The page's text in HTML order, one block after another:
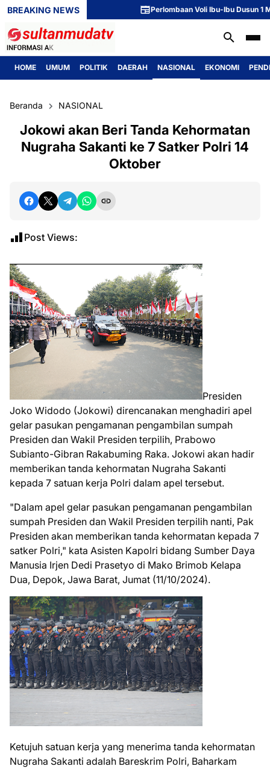
BREAKING NEWS Perlombaan Voli Ibu-Ibu Dusun 1
HOME UMUM POLITIK DAERAH NASIONAL EKONOMI
Beranda NASIONAL
Jokowi akan Beri Tanda Kehormatan
Nugraha Sakanti ke 7 Satker Polri 14
Oktober
Post Views:
Presiden
Joko Widodo (Jokowi) direncanakan menghadiri apel
gelar pasukan pengamanan pengambilan sumpah
Presiden dan Wakil Presiden terpilih, Prabowo
Subianto-Gibran Rakabuming Raka. Jokowi akan hadir
memberikan tanda kehormatan Nugraha Sakanti
kepada 7 satuan kerja Polri dalam apel tersebut.
"Dalam apel gelar pasukan pengamanan pengambilan
sumpah Presiden dan Wakil Presiden terpilih nanti, Pak
Presiden akan memberikan tanda kehormatan kepada 7
satker Polri," kata Asisten Kapolri bidang Sumber Daya
Manusia Irjen Dedi Prasetyo di Mako Brimob Kelapa
Dua, Depok, Jawa Barat, Jumat (11/10/2024).
Ketujuh satuan kerja yang menerima tanda kehormatan
Nugraha Sakanti adalah Bareskrim Polri, Baharkam